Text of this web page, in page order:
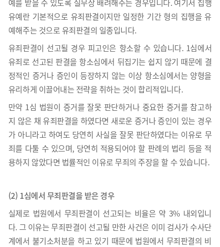
예를 받을 수 있도록 실무상 배려해주는 경우입니다. 여기서 집행
유예란 기본적으로 유죄판결이지만 일정한 기간 형의 집행을 유
예해주는 것으로 유죄판결의 일종입니다.
유죄판결이 선고될 경우 피고인은 항소할 수 있습니다. 1심에서
유죄로 선고된 판결을 항소심에서 뒤집기는 쉽지 않기 때문에 결
정적인 증거나 증인이 등장하지 않는 이상 항소심에서는 양형을
유리하게 이끌어내는 전략을 취하는 것이 합리적입니다.
만약 1심 법원이 증거를 잘못 판단하거나 중요한 증거를 참고하
지 않은 채 유죄판결을 하였다면 새로운 증거나 증인이 있는 경우
가 아니라고 하여도 당연히 사실을 잘못 판단하였다는 이유로 무
죄를 다툴 수 있으며, 당연히 적용되어야 할 판례의 법리 등을 적
용하지 않았다면 법률적인 이유로 무죄의 주장을 할 수 있습니다.
(2) 1심에서 무죄판결을 받은 경우
실제로 법원에서 무죄판결이 선고되는 비율은 약 3% 내외입니
다. 그 이유는 무죄판결이 선고될 만한 사건은 이미 검사가 수사단
계에서 불기소처분을 하고 있기 때문에 법원에서 무죄판결의 비